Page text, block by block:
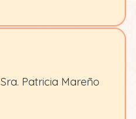
Sra. Patricia Mareño